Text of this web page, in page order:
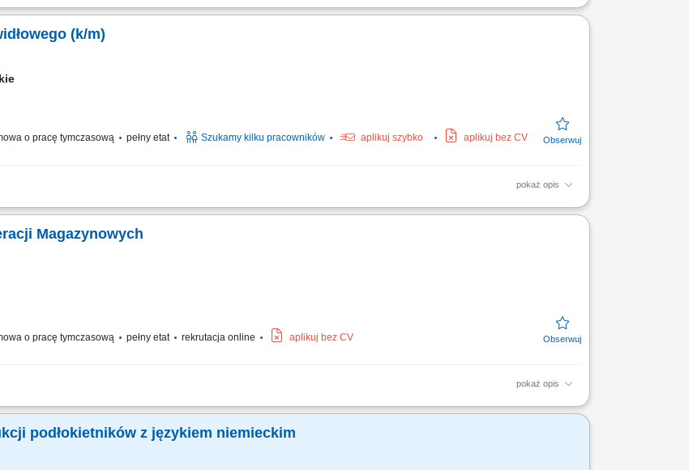
terapeutycznych zgodnie z posiadanymi kwalifikacjami. Budowanie profesjonalnych i opartych na zaufaniu
(k/m)
o pracę tymczasową pełny etat Szukamy kilku pracowników aplikuj szybko aplikuj bez CV
pokaż opis
towarów oraz palet przy użyciu wózka widłowego; Obsługa strefy przyjęć i wydań, w tym sprawny rozładunek oraz
Magazynowych
o pracę tymczasową pełny etat rekrutacja online aplikuj bez CV
pokaż opis
nowoczesnych narzędzi magazynowych. Przygotowywanie towaru do wysyłki oraz kontrola
podłokietników z językiem niemieckim